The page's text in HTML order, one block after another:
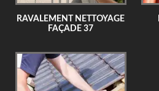
RAVALEMENT NETTOYAGE
FAÇADE 37